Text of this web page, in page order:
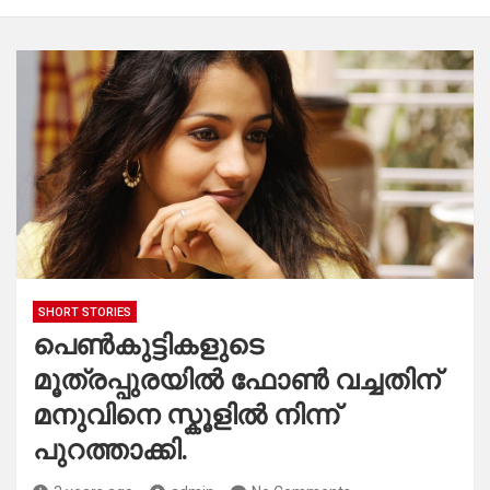
SHORT STORIES
പെൺകുട്ടികളുടെ
മൂത്രപ്പുരയിൽ ഫോൺ വച്ചതിന്
മനുവിനെ സ്കൂളിൽ നിന്ന്
പുറത്താക്കി.